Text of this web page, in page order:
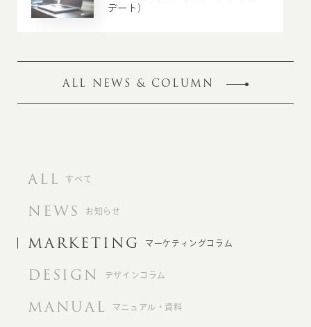
デート）
ALL NEWS & COLUMN
ALL すべて
NEWS お知らせ
MARKETING マーケティングコラム
DESIGN デザインコラム
MANUAL マニュアル・資料